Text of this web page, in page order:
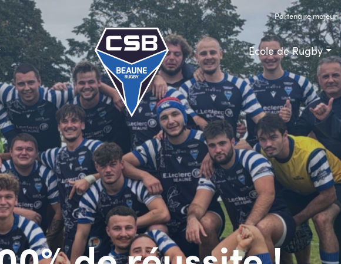
Partenaire majeur
Ecole de Rugby